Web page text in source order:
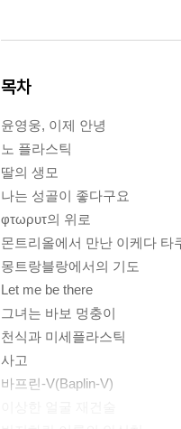
목차
윤영웅, 이제 안녕
노 플라스틱
딸의 생모
나는 성골이 좋다구요
φτωρυτ의 위로
몬트리올에서 만난 이케다 타
몽트랑블랑에서의 기도
Let me be there
그녀는 바보 멍충이
천식과 미세플라스틱
사고
바프린-V(Baplin-V)